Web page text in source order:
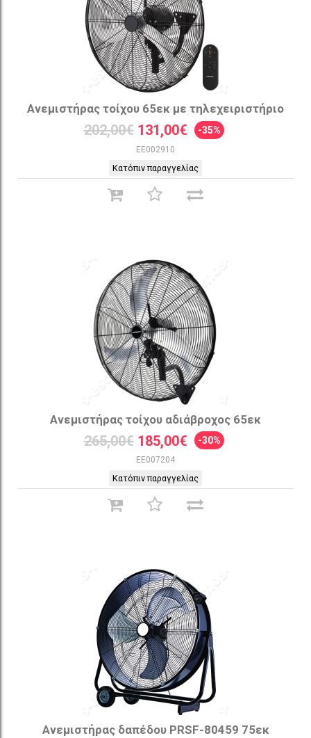
Ανεμιστήρας τοίχου 65εκ με τηλεχειριστήριο
202,00€ 131,00€ -35%
EE002910
Κατόπιν παραγγελίας
Ανεμιστήρας τοίχου αδιάβροχος 65εκ
265,00€ 185,00€ -30%
EE007204
Κατόπιν παραγγελίας
Ανεμιστήρας δαπέδου PRSF-80459 75εκ